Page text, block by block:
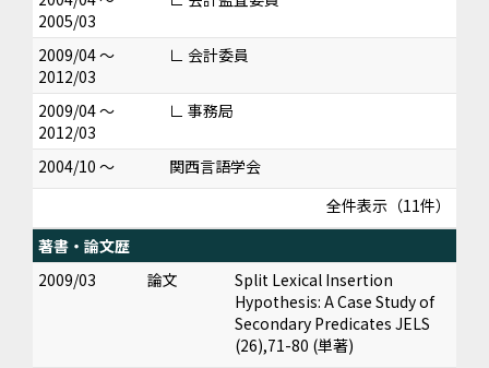
2005/03
2009/04 ～
2012/03
∟ 会計委員
2009/04 ～
2012/03
∟ 事務局
2004/10 ～
関西言語学会
全件表示（11件）
著書・論文歴
2009/03
論文
Split Lexical Insertion
Hypothesis: A Case Study of
Secondary Predicates JELS
(26),71-80 (単著)